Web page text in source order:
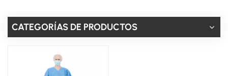
Español
CATEGORÍAS DE PRODUCTOS